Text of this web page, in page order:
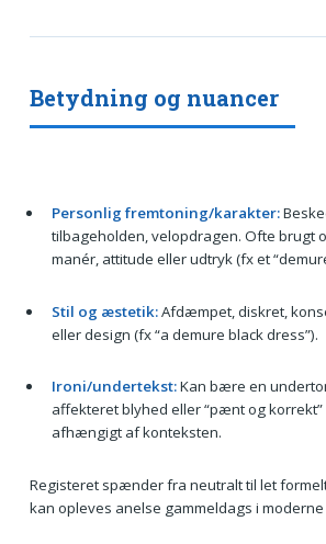
Betydning og nuancer
Personlig fremtoning/karakter:
tilbageholden, velopdragen. Ofte brugt
manér, attitude eller udtryk (fx et
Stil og æstetik:Afdæmpet, diskret,
eller design (fx “a demure black dress”).
Ironi/undertekst:Kan bære en
affekteret blyhed eller “pænt og
afhængigt af konteksten.
Registeret spænder fra neutralt til let
kan opleves anelse gammeldags i